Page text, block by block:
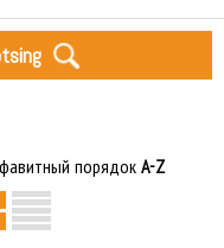
порядокA-Z